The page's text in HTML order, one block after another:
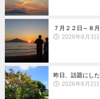
７月２２日～８
2026年8月3日
昨日、話題にし
2026年8月2日